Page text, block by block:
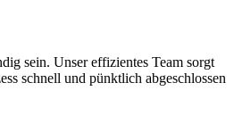
sein. Unser effizientes Team sorgt
schnell und pünktlich abgeschlossen